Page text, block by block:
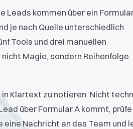
Leads kommen über ein
je nach Quelle unterschiedlich
Tools und drei manuellen
Magie, sondern Reihenfolge.
Klartext zu notieren. Nicht
über Formular A kommt, prüfe
Nachricht an das Team und